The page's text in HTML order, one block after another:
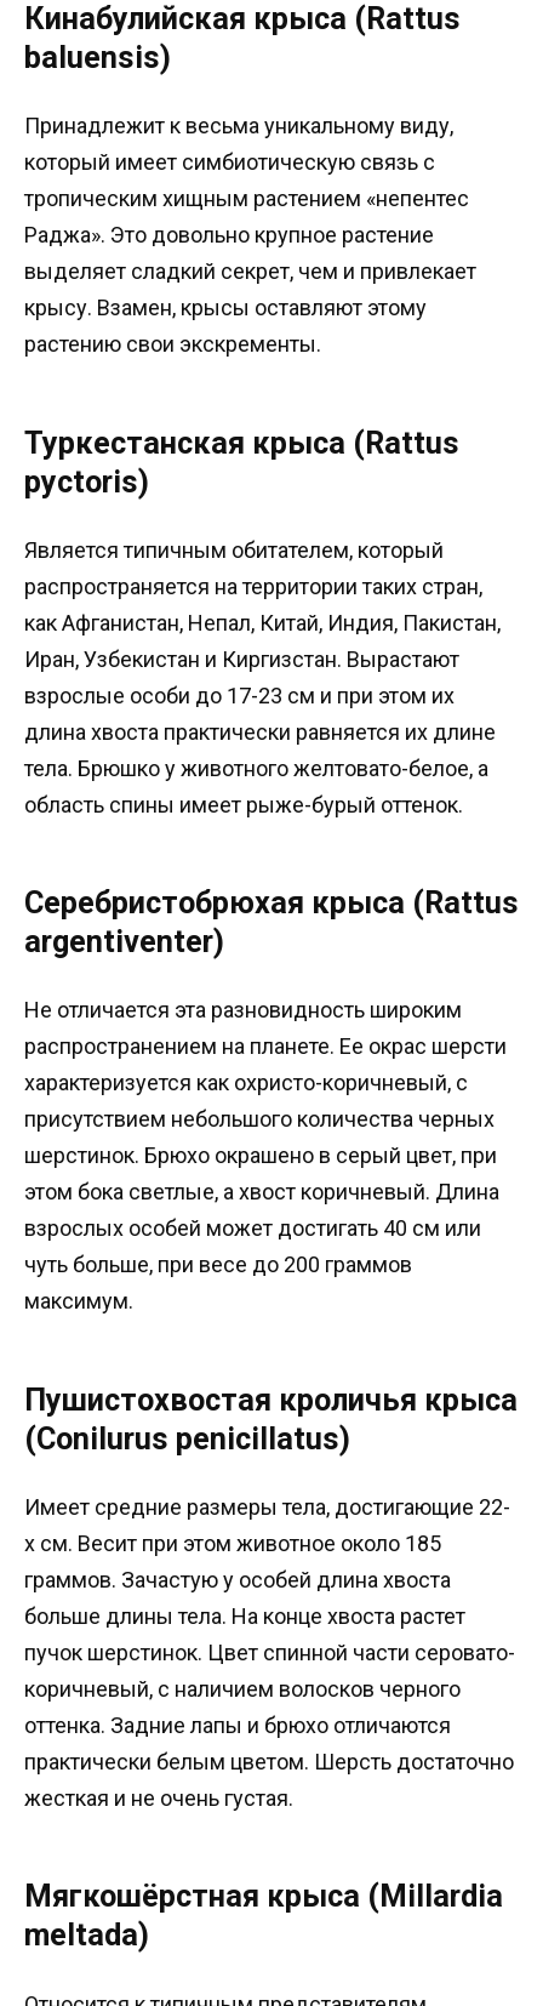
Кинабулийская крыса (Rattus
baluensis)
Принадлежит к весьма уникальному виду,
который имеет симбиотическую связь с
тропическим хищным растением «непентес
Раджа». Это довольно крупное растение
выделяет сладкий секрет, чем и привлекает
крысу. Взамен, крысы оставляют этому
растению свои экскременты.
Туркестанская крыса (Rattus
pyctoris)
Является типичным обитателем, который
распространяется на территории таких стран,
как Афганистан, Непал, Китай, Индия, Пакистан,
Иран, Узбекистан и Киргизстан. Вырастают
взрослые особи до 17-23 см и при этом их
длина хвоста практически равняется их длине
тела. Брюшко у животного желтовато-белое, а
область спины имеет рыже-бурый оттенок.
Серебристобрюхая крыса (Rattus
argentiventer)
Не отличается эта разновидность широким
распространением на планете. Ее окрас шерсти
характеризуется как охристо-коричневый, с
присутствием небольшого количества черных
шерстинок. Брюхо окрашено в серый цвет, при
этом бока светлые, а хвост коричневый. Длина
взрослых особей может достигать 40 см или
чуть больше, при весе до 200 граммов
максимум.
Пушистохвостая кроличья крыса
(Conilurus penicillatus)
Имеет средние размеры тела, достигающие 22-
х см. Весит при этом животное около 185
граммов. Зачастую у особей длина хвоста
больше длины тела. На конце хвоста растет
пучок шерстинок. Цвет спинной части серовато-
коричневый, с наличием волосков черного
оттенка. Задние лапы и брюхо отличаются
практически белым цветом. Шерсть достаточно
жесткая и не очень густая.
Мягкошёрстная крыса (Millardia
meltada)